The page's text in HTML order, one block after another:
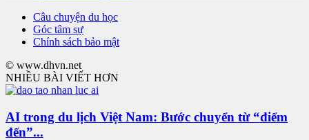
Câu chuyện du học
Góc tâm sự
Chính sách bảo mật
© www.dhvn.net
NHIỀU BÀI VIẾT HƠN
AI trong du lịch Việt Nam: Bước chuyển từ “điểm
đến”...